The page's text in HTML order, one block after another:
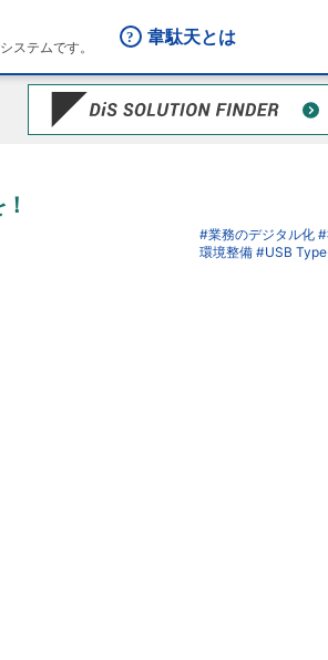
ステムです。
韋駄天とは
#業務のデジタル化 #
環境整備 #USB